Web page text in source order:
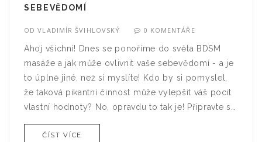
SEBEVĚDOMÍ
ODVLADIMÍR ŠVIHLOVSKÝ 0 KOMENTÁŘE
Ahoj všichni! Dnes se ponoříme do světa BDSM
masáže a jak může ovlivnit vaše sebevědomí - a je
to úplně jiné, než si myslíte! Kdo by si pomyslel,
že taková pikantní činnost může vylepšit váš pocit
vlastní hodnoty? No, opravdu to tak je! Připravte se
ČÍST VÍCE